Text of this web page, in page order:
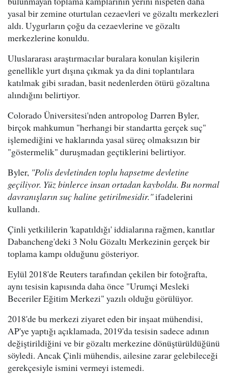
yasal bir zemine oturtulan cezaevleri ve gözaltı merkezleri
aldı. Uygurların çoğu da cezaevlerine ve gözaltı
merkezlerine konuldu.
Uluslararası araştırmacılar buralara konulan kişilerin
genellikle yurt dışına çıkmak ya da dini toplantılara
katılmak gibi sıradan, basit nedenlerden ötürü gözaltına
alındığını belirtiyor.
Colorado Üniversitesi'nden antropolog Darren Byler,
birçok mahkumun "herhangi bir standartta gerçek suç"
işlemediğini ve haklarında yasal süreç olmaksızın bir
"göstermelik" duruşmadan geçtiklerini belirtiyor.
Byler, "Polis devletinden toplu hapsetme devletine
geçiliyor. Yüz binlerce insan ortadan kayboldu. Bu normal
davranışların suç haline getirilmesidir."ifadelerini
kullandı.
Çinli yetkililerin 'kapatıldığı' iddialarına rağmen, kanıtlar
Dabancheng'deki 3 Nolu Gözaltı Merkezinin gerçek bir
toplama kampı olduğunu gösteriyor.
Eylül 2018'de Reuters tarafından çekilen bir fotoğrafta,
aynı tesisin kapısında daha önce "Urumçi Mesleki
Beceriler Eğitim Merkezi" yazılı olduğu görülüyor.
2018'de bu merkezi ziyaret eden bir inşaat mühendisi,
AP'ye yaptığı açıklamada, 2019'da tesisin sadece adının
değiştirildiğini ve bir gözaltı merkezine dönüştürüldüğünü
söyledi. Ancak Çinli mühendis, ailesine zarar gelebileceği
gerekçesiyle ismini vermeyi istemedi.